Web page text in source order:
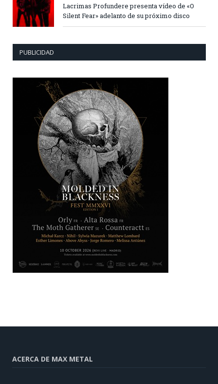
Lacrimas Profundere presenta vídeo de «O
Silent Fear» adelanto de su próximo disco
PUBLICIDAD
ACERCA DE MAX METAL